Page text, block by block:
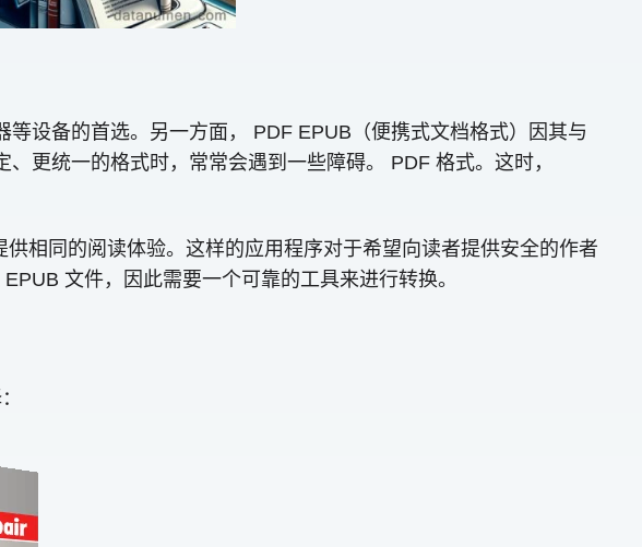
设备的首选。另一方面， PDF EPUB（便携式文档格式）因其与
更统一的格式时，常常会遇到一些障碍。 PDF 格式。这时，
相同的阅读体验。这样的应用程序对于希望向读者提供安全的作者
文件，因此需要一个可靠的工具来进行转换。